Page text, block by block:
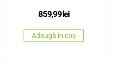
859,99lei
Adaugă în coș